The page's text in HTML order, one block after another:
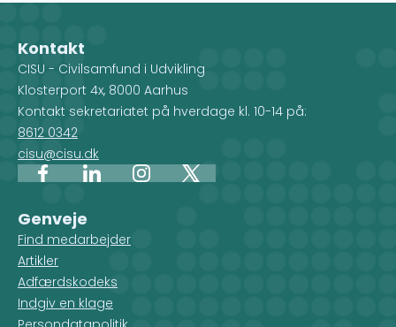
Kontakt
CISU - Civilsamfund i Udvikling
Klosterport 4x, 8000 Aarhus
Kontakt sekretariatet på hverdage kl. 10-14 på:
8612 0342
cisu@cisu.dk
FacebookLinkedInInstagram
X
Genveje
Find medarbejder
Artikler
Adfærdskodeks
Indgiv en klage